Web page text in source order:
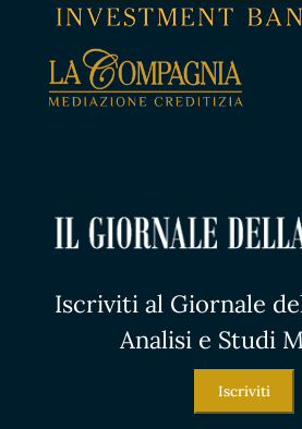
Iscriviti al Giornale
Analisi e Studi
Iscriviti